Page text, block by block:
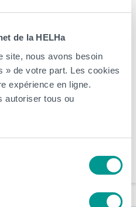
de la HELHa
site, nous avons besoin
» de votre part. Les cookies
expérience en ligne.
autoriser tous ou
campus de la Haute École sont
Nos équipes prennent un
pleine forme à la rentrée !
en ligne reste bien
Il est donc possible de débuter
Éducation et Social HELHa